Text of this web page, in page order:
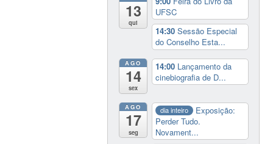
13
qui
UFSC
14:30Sessão Especial
do Conselho Esta...
AGO
14
sex
14:00 Lançamento da
cinebiografia de D...
AGO
17
seg
dia inteiro
Exposição:
Perder Tudo.
Novament...